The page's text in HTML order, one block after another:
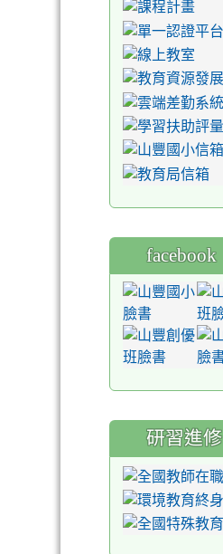
facebook
研習進修